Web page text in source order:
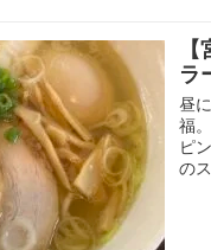
ラ
昼
福
ピ
の